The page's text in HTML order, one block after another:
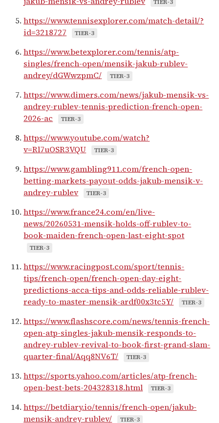
TIER-3
https://www.tennisexplorer.com/match-detail/?
id=3218727
TIER-3
https://www.betexplorer.com/tennis/atp-
singles/french-open/mensik-jakub-rublev-
andrey/dGWwzpmC/
TIER-3
https://www.dimers.com/news/jakub-mensik-vs-
andrey-rublev-tennis-prediction-french-open-
2026-ac
TIER-3
https://www.youtube.com/watch?
v=Rl7uOSR3VQU
TIER-3
https://www.gambling911.com/french-open-
betting-markets-payout-odds-jakub-mensik-v-
andrey-rublev
TIER-3
https://www.france24.com/en/live-
news/20260531-mensik-holds-off-rublev-to-
book-maiden-french-open-last-eight-spot
TIER-3
https://www.racingpost.com/sport/tennis-
tips/french-open/french-open-day-eight-
predictions-acca-tips-and-odds-reliable-rublev-
ready-to-master-mensik-ardf00x3tc5Y/
TIER-3
https://www.flashscore.com/news/tennis-french-
open-atp-singles-jakub-mensik-responds-to-
andrey-rublev-revival-to-book-first-grand-slam-
quarter-final/Aqq8NV6T/
TIER-3
https://sports.yahoo.com/articles/atp-french-
open-best-bets-204328318.html
TIER-3
https://betdiary.io/tennis/french-open/jakub-
mensik-andrey-rublev/
TIER-3